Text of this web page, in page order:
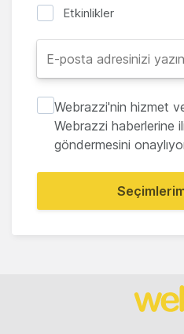
Etkinlikler
Webrazzi'nin hizmet
Webrazzi haberlerine
göndermesini